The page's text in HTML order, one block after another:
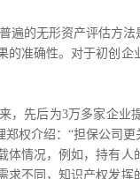
的无形资产评估方法
准确性。对于初创
先后为3万多家企业
权介绍：“担保公司
情况，例如，持有
不同，知识产权发